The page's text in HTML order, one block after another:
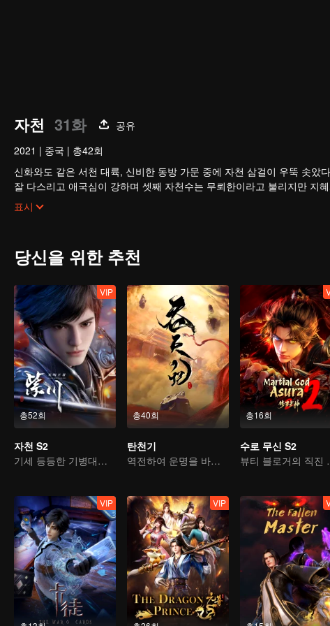
자천 31화
공유
2021 | 중국 | 총42회
신화와도 같은 서천 대륙, 신비한 동방 가문 중에 자천 삼걸이 우뚝 솟
잘 다스리고 애국심이 강하며 셋째 자천수는 무뢰한이라고 불리지만 지
력을 발휘한다. 피와 불, 칼과 검의 충돌 속에서 펼쳐지는 방대한 서사시
내려가는데…
표시
당신을 위한 추천
총52회
VIP
자천 S2
기세 등등한 기병대를 이끌고, 다시 쓰는 레전드 오브 자천
총40회
탄천기
역전하여 운명을 바꾸다, 서유기를 소재로 한 고전 선협물
총16회
수로 무신 S2
뷰티 블로
VIP VIP